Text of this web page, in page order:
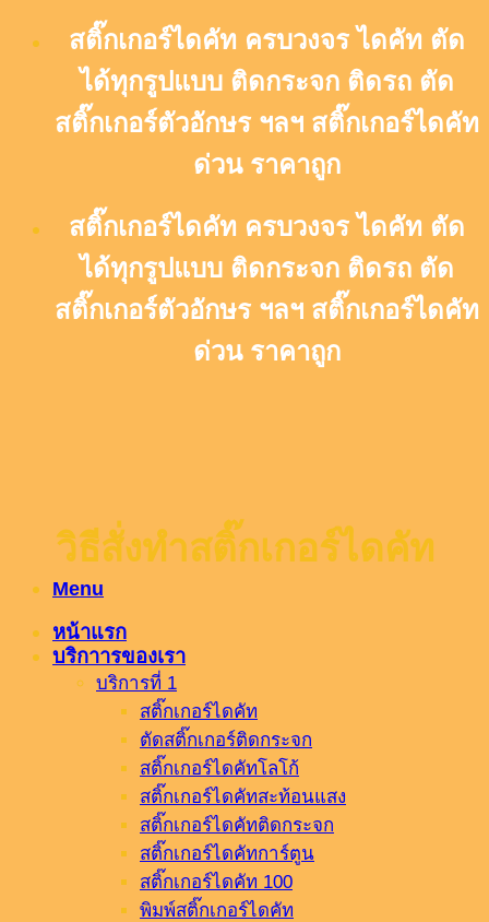
สติ๊กเกอร์ไดคัท ครบวงจร ไดคัท ตัด
ได้ทุกรูปแบบ ติดกระจก ติดรถ ตัด
สติ๊กเกอร์ตัวอักษร ฯลฯ สติ๊กเกอร์ไดคัท
ด่วน ราคาถูก
สติ๊กเกอร์ไดคัท ครบวงจร ไดคัท ตัด
ได้ทุกรูปแบบ ติดกระจก ติดรถ ตัด
สติ๊กเกอร์ตัวอักษร ฯลฯ สติ๊กเกอร์ไดคัท
ด่วน ราคาถูก
Menu
หน้าแรก
บริกาารของเรา
บริการที่ 1
สติ๊กเกอร์ไดคัท
ตัดสติ๊กเกอร์ติดกระจก
สติ๊กเกอร์ไดคัทโลโก้
สติ๊กเกอร์ไดคัทสะท้อนแสง
สติ๊กเกอร์ไดคัทติดกระจก
สติ๊กเกอร์ไดคัทการ์ตูน
สติ๊กเกอร์ไดคัท 100
พิมพ์สติ๊กเกอร์ไดคัท
วิธีสั่งทำสติ๊กเกอร์ไดคัท